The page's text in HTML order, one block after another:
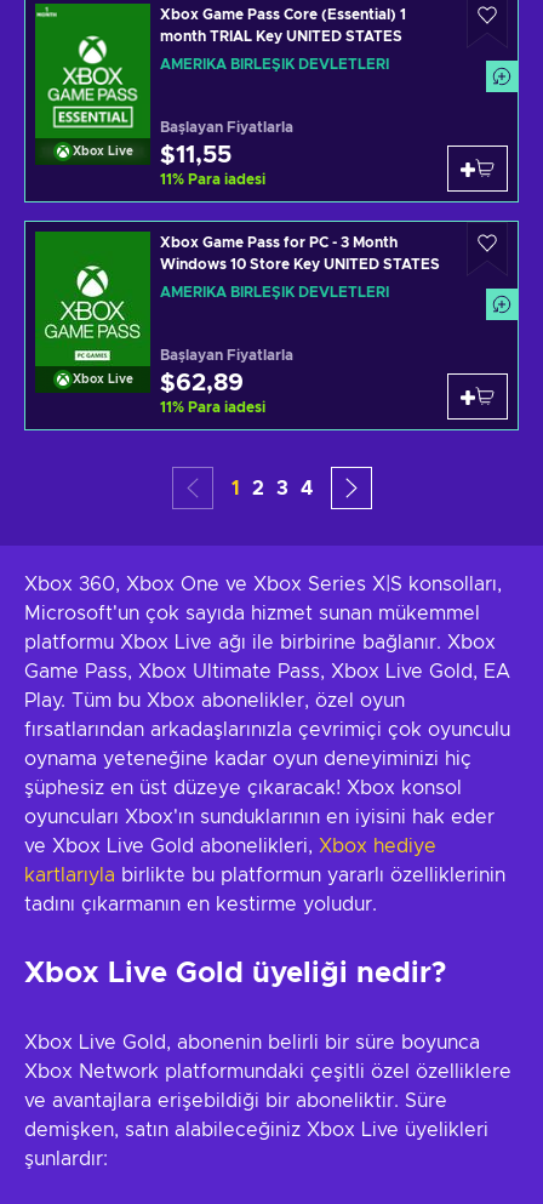
Xbox Live
Xbox Game Pass Core (Essential) 1
month TRIAL Key UNITED STATES
AMERIKA BIRLEŞIK DEVLETLERI
Başlayan Fiyatlarla
$11,55
11% Para iadesi
Xbox Live
Xbox Game Pass for PC - 3 Month
Windows 10 Store Key UNITED STATES
AMERIKA BIRLEŞIK DEVLETLERI
Başlayan Fiyatlarla
$62,89
11% Para iadesi
1 2 3 4
Xbox 360, Xbox One ve Xbox Series X|S konsolları,
Microsoft'un çok sayıda hizmet sunan mükemmel
platformu Xbox Live ağı ile birbirine bağlanır. Xbox
Game Pass, Xbox Ultimate Pass, Xbox Live Gold, EA
Play. Tüm bu Xbox abonelikler, özel oyun
fırsatlarından arkadaşlarınızla çevrimiçi çok oyunculu
oynama yeteneğine kadar oyun deneyiminizi hiç
şüphesiz en üst düzeye çıkaracak! Xbox konsol
oyuncuları Xbox'ın sunduklarının en iyisini hak eder
ve Xbox Live Gold abonelikleri, Xbox hediye
kartlarıyla birlikte bu platformun yararlı özelliklerinin
tadını çıkarmanın en kestirme yoludur.
Xbox Live Gold üyeliği nedir?
Xbox Live Gold, abonenin belirli bir süre boyunca
Xbox Network platformundaki çeşitli özel özelliklere
ve avantajlara erişebildiği bir aboneliktir. Süre
demişken, satın alabileceğiniz Xbox Live üyelikleri
şunlardır: